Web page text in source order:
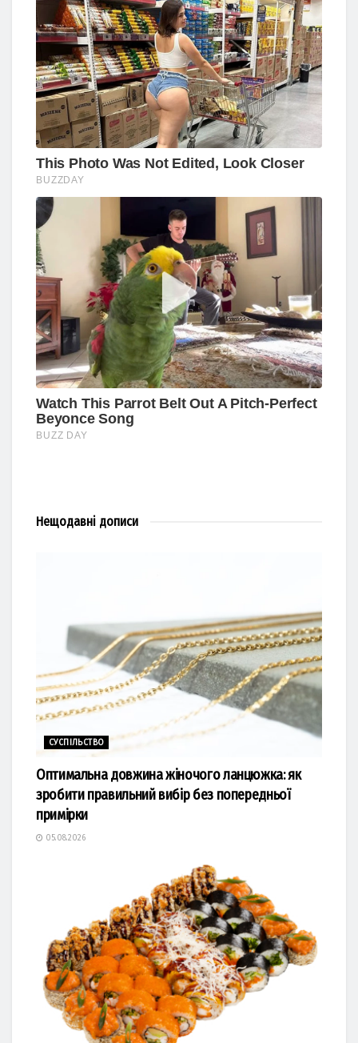
Нещодавні дописи
СУСПІЛЬСТВО
Оптимальна довжина жіночого ланцюжка: як
зробити правильний вибір без попередньої
примірки
05.08.2026